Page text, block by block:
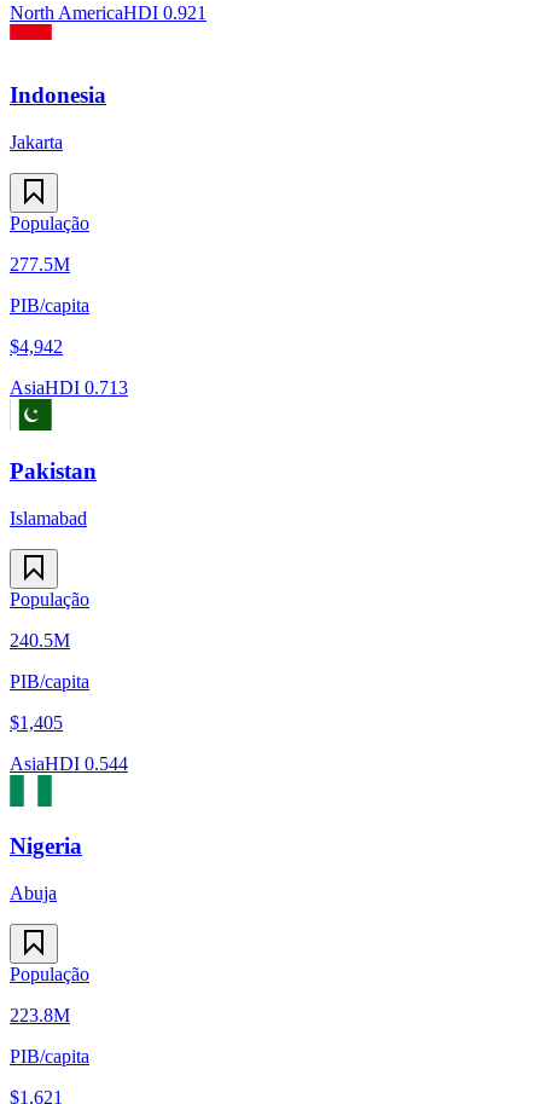
North AmericaHDI 0.921
Indonesia
Jakarta
População
277.5M
PIB/capita
$4,942
AsiaHDI 0.713
Pakistan
Islamabad
População
240.5M
PIB/capita
$1,405
AsiaHDI 0.544
Nigeria
Abuja
População
223.8M
PIB/capita
$1,621